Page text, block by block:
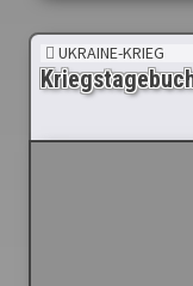
UKRAINE-KRIEG